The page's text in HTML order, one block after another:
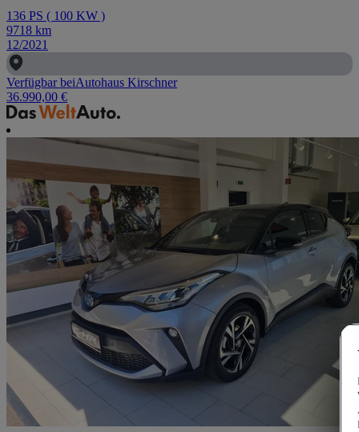
136 PS ( 100 KW )
9718 km
12/2021
Verfügbar beiAutohaus Kirschner
36.990,00 €